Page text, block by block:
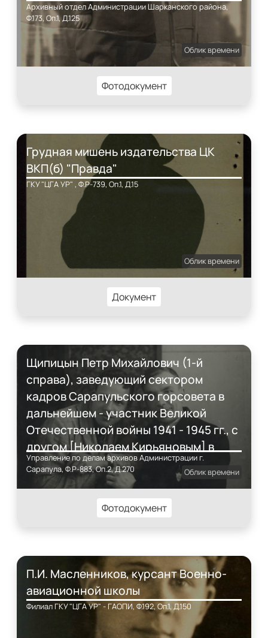
Архивный отдел Администрации Шарканского района,
Ф.173, Оп.1, Д.125
Облик времени
Фотодокумент
Грудная мишень издательства ЦК
ВКП(б) "Правда"
ГКУ "ЦГА УР" , Ф.Р-739, Оп.1, Д.15
Облик времени
Документ
Щипицын Петр Михайлович (1-й
справа), заведующий сектором
кадров Сарапульского горсовета в
дальнейшем - участник Великой
Отечественной войны 1941 - 1945 гг., с
другом [Николаем Кирьяновым] в
комнате
Управление по делам архивов Администрации г.
Сарапула, Ф.Р-883, Оп.2, Д.270
Облик времени
Фотодокумент
П.И. Масленников, курсант Военно-
авиационной школы
Филиал ГКУ "ЦГА УР" - ГАОПИ, Ф.192, Оп.1, Д.150